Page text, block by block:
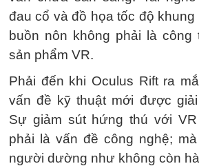
đau cổ và đồ họa tốc độ
buồn nôn không phải là công
sản phẩm VR.
Phải đến khi Oculus Rift ra
vấn đề kỹ thuật mới được
Sự giảm sút hứng thú với
phải là vấn đề công nghệ;
người dường như không còn